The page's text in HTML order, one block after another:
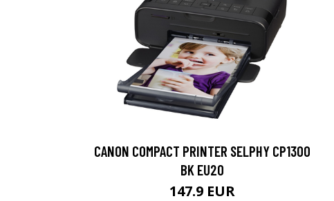
CANON COMPACT PRINTER SELPHY CP1300
BK EU20
147.9 EUR